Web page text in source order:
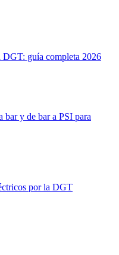
DGT: guía completa 2026
bar y de bar a PSI para
por la DGT